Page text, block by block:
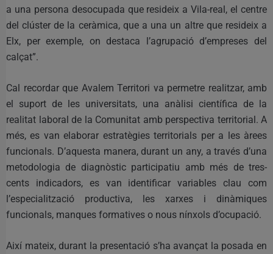
a una persona desocupada que resideix a Vila-real, el centre
del clúster de la ceràmica, que a una un altre que resideix a
Elx, per exemple, on destaca l’agrupació d’empreses del
calçat”.
Cal recordar que Avalem Territori va permetre realitzar, amb
el suport de les universitats, una anàlisi científica de la
realitat laboral de la Comunitat amb perspectiva territorial. A
més, es van elaborar estratègies territorials per a les àrees
funcionals. D’aquesta manera, durant un any, a través d’una
metodologia de diagnòstic participatiu amb més de tres-
cents indicadors, es van identificar variables clau com
l’especialització productiva, les xarxes i dinàmiques
funcionals, manques formatives o nous nínxols d’ocupació.
Així mateix, durant la presentació s’ha avançat la posada en